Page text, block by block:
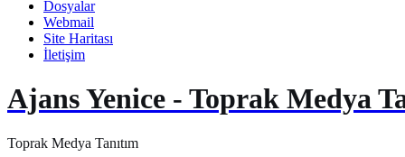
Dosyalar
Webmail
Site Haritası
İletişim
Ajans Yenice - Toprak Medya
Toprak Medya Tanıtım